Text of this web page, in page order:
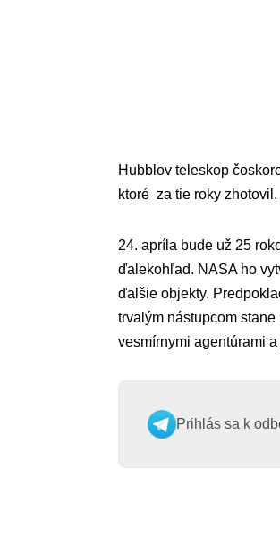
Hubblov teleskop
ktoré za tie roky zhotovil.
24. apríla bude už 25
ďalekohľad. NASA ho
ďalšie objekty.
trvalým nástupcom
vesmírnymi agentúrami
Prihlás sa k